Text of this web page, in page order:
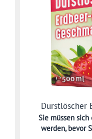
Durstlöscher
Sie müssen sich
werden,bevor